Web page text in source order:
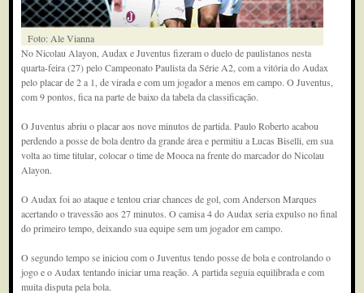
Foto: Ale Vianna
No Nicolau Alayon, Audax e Juventus fizeram o duelo de paulistanos nesta
quarta-feira (27) pelo Campeonato Paulista da Série A2, com a vitória do Audax
pelo placar de 2 a 1, de virada e com um jogador a menos em campo. O Juventus,
com 9 pontos, fica na parte de baixo da tabela da classificação.
O Juventus abriu o placar aos nove minutos de partida. Paulo Roberto acabou
perdendo a posse de bola dentro da grande área e permitiu a Lucas Biselli, em sua
volta ao time titular, colocar o time de Mooca na frente do marcador do Nicolau
Alayon.
O Audax foi ao ataque e tentou criar chances de gol, com Anderson Marques
acertando o travessão aos 27 minutos. O camisa 4 do Audax seria expulso no final
do primeiro tempo, deixando sua equipe sem um jogador em campo.
O segundo tempo se iniciou com o Juventus tendo posse de bola e controlando o
jogo e o Audax tentando iniciar uma reação. A partida seguia equilibrada e com
muita disputa pela bola.